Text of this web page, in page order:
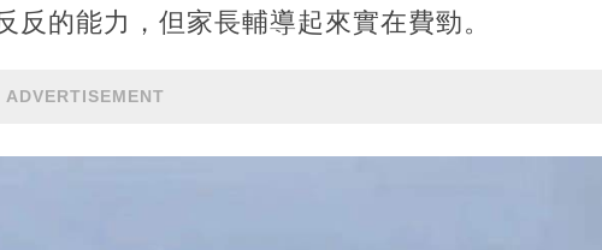
的能力，但家長輔導起來實在費勁。
ADVERTISEMENT